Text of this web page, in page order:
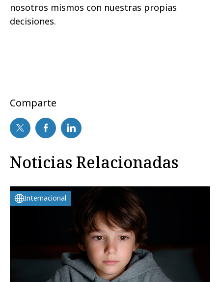
nosotros mismos con nuestras propias
decisiones.
Comparte
Noticias Relacionadas
Internacional